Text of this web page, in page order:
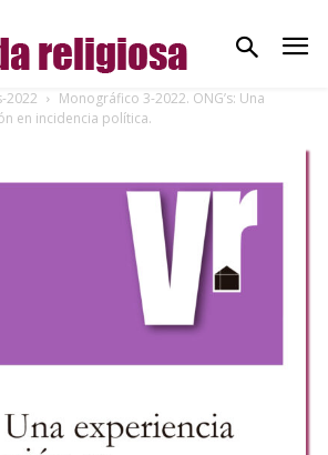
2022
Monográfico 3-2022. ONG’s: Una
en incidencia política.